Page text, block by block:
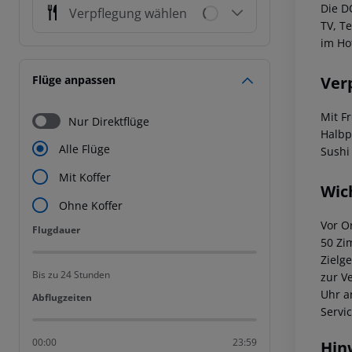
Verpflegung wählen
Flüge anpassen
Nur Direktflüge
Alle Flüge
Mit Koffer
Ohne Koffer
Flugdauer
Flugdauer
Bis zu 24 Stunden
Abflugzeiten
Abflugzeiten
00:00 23:59
Die
TV,
im
Mit
Vor
50
zur
Uhr